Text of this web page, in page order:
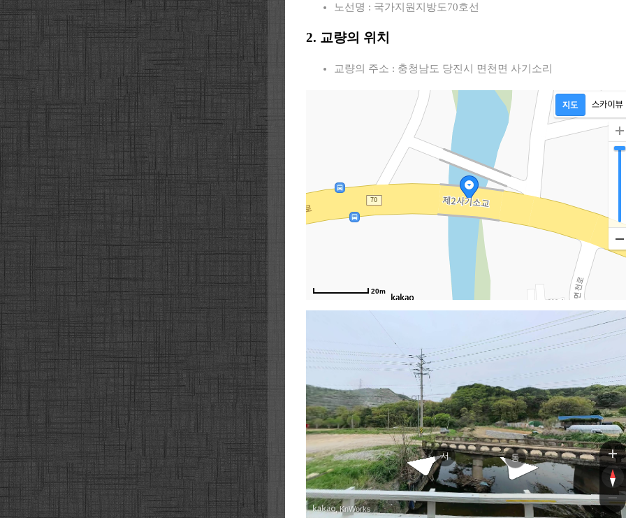
노선명 : 국가지원지방도70호선
2. 교량의 위치
교량의 주소 : 충청남도 당진시 면천면 사기소리
20m
면천
면
서 동
, KnWorks